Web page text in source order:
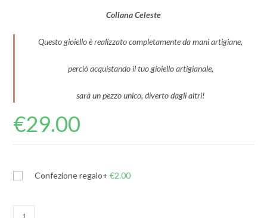
Collana Celeste
Questo gioiello è realizzato completamente da mani artigiane,
perciò acquistando il tuo gioiello artigianale,
sarà un pezzo unico, diverto dagli altri!
€29.00
Confezione regalo+ €2.00
Collana